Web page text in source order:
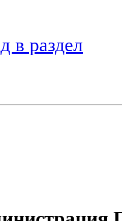
в раздел